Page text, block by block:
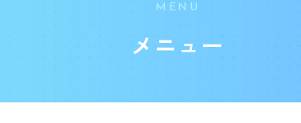
MENU
メニュー